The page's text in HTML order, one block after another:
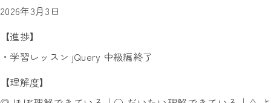
2026年3月3日
【進捗】
・学習レッスン jQuery 中級編終了
【理解度】